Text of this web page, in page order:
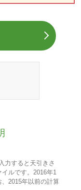
力すると天引きさ
ルです。2016年1
2015年以前の計算